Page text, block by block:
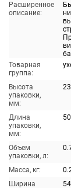
Расширенное
описание:
Товарная
группа:
Высота
упаковки,
мм:
Длина
упаковки,
мм:
50
Объем
упаковки, л:
Масса, кг:
Ширина
54